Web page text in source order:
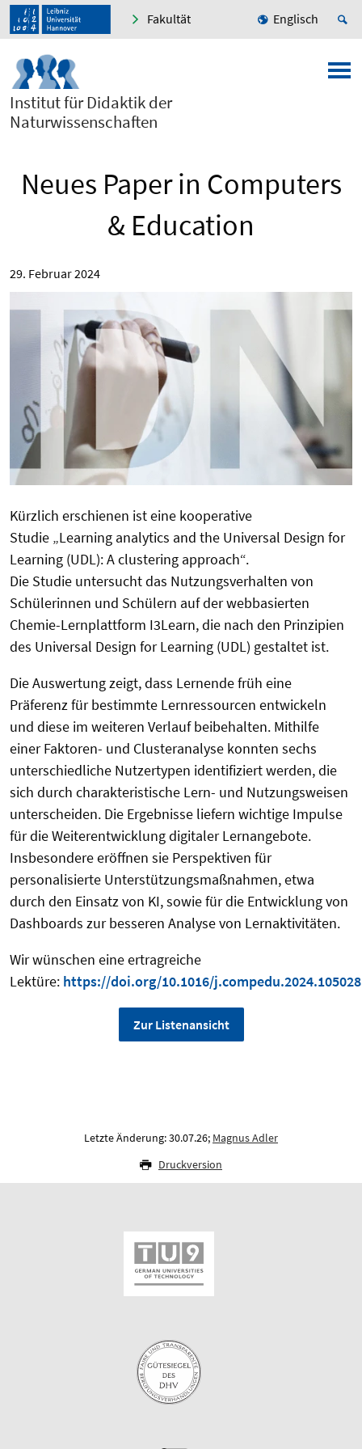
Fakultät Englisch
Institut für Didaktik der
Naturwissenschaften
Neues Paper in Computers
& Education
29. Februar 2024
Kürzlich erschienen ist eine kooperative
Studie „Learning analytics and the Universal Design for
Learning (UDL): A clustering approach“.
Die Studie untersucht das Nutzungsverhalten von
Schülerinnen und Schülern auf der webbasierten
Chemie-Lernplattform I3Learn, die nach den Prinzipien
des Universal Design for Learning (UDL) gestaltet ist.
Die Auswertung zeigt, dass Lernende früh eine
Präferenz für bestimmte Lernressourcen entwickeln
und diese im weiteren Verlauf beibehalten. Mithilfe
einer Faktoren- und Clusteranalyse konnten sechs
unterschiedliche Nutzertypen identifiziert werden, die
sich durch charakteristische Lern- und Nutzungsweisen
unterscheiden. Die Ergebnisse liefern wichtige Impulse
für die Weiterentwicklung digitaler Lernangebote.
Insbesondere eröffnen sie Perspektiven für
personalisierte Unterstützungsmaßnahmen, etwa
durch den Einsatz von KI, sowie für die Entwicklung von
Dashboards zur besseren Analyse von Lernaktivitäten.
Wir wünschen eine ertragreiche
Lektüre: https://doi.org/10.1016/j.compedu.2024.105028
Zur Listenansicht
Letzte Änderung: 30.07.26; Magnus Adler
Druckversion